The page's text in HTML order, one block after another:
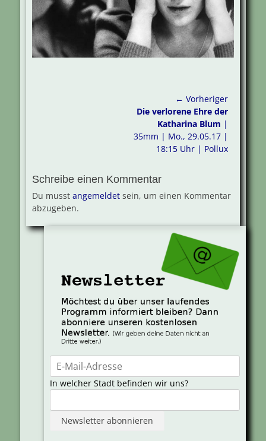
← Vorheriger
Vorheriger
Beitrag:
Die verlorene Ehre der
Katharina Blum |
35mm | Mo., 29.05.17 |
18:15 Uhr | Pollux
Schreibe einen Kommentar
Du musst angemeldet sein, um einen Kommentar
abzugeben.
In welcher Stadt befinden wir uns?